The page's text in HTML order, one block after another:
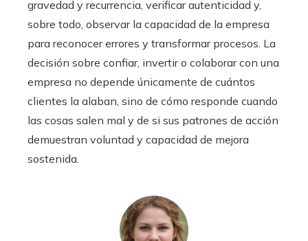
gravedad y recurrencia, verificar autenticidad y,
sobre todo, observar la capacidad de la empresa
para reconocer errores y transformar procesos. La
decisión sobre confiar, invertir o colaborar con una
empresa no depende únicamente de cuántos
clientes la alaban, sino de cómo responde cuando
las cosas salen mal y de si sus patrones de acción
demuestran voluntad y capacidad de mejora
sostenida.